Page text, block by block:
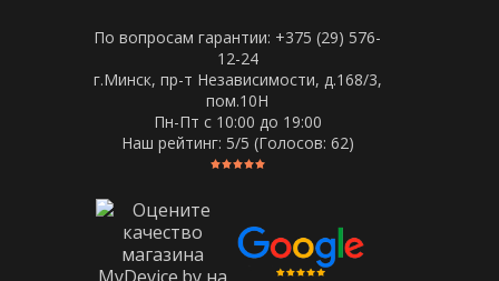
По вопросам гарантии: +375 (29) 576-
12-24
г.Минск, пр-т Независимости, д.168/3,
пом.10Н
Пн-Пт c 10:00 до 19:00
Наш рейтинг: 5/5 (Голосов: 62)